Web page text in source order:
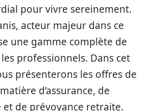
pour vivre sereinement.
acteur majeur dans ce
une gamme complète de
professionnels. Dans cet
présenterons les offres de
d’assurance, de
de prévoyance retraite.